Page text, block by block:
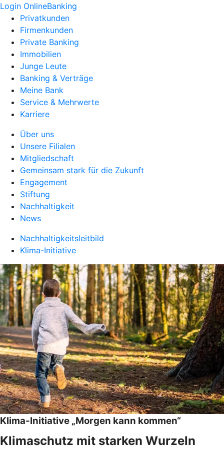
Login OnlineBanking
Privatkunden
Firmenkunden
Private Banking
Immobilien
Junge Leute
Banking & Verträge
Meine Bank
Service & Mehrwerte
Karriere
Über uns
Unsere Filialen
Mitgliedschaft
Gemeinsam stark für die Zukunft
Engagement
Stiftung
Nachhaltigkeit
News
Nachhaltigkeitsleitbild
Klima-Initiative
Klima-Initiative „Morgen kann kommen“
Klimaschutz mit starken Wurzeln